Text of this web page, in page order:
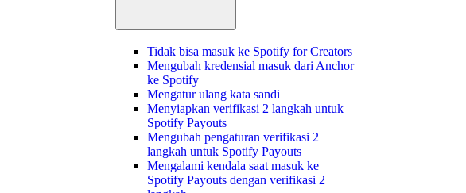
Tidak bisa masuk ke Spotify for Creators
Mengubah kredensial masuk dari Anchor
ke Spotify
Mengatur ulang kata sandi
Menyiapkan verifikasi 2 langkah untuk
Spotify Payouts
Mengubah pengaturan verifikasi 2
langkah untuk Spotify Payouts
Mengalami kendala saat masuk ke
Spotify Payouts dengan verifikasi 2